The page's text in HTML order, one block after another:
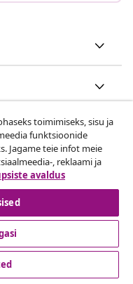
on vidaXL Marketplace
toimimiseks, sisu ja
funktsioonide
Jagame teie infot meie
, reklaami ja
avaldus